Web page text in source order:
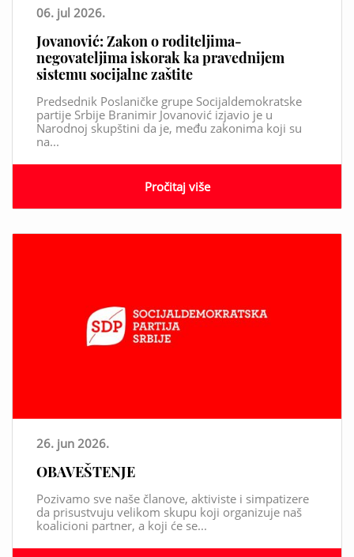
06. jul 2026.
Jovanović: Zakon o roditeljima-
negovateljima iskorak ka pravednijem
sistemu socijalne zaštite
Predsednik Poslaničke grupe Socijaldemokratske
partije Srbije Branimir Jovanović izjavio je u
Narodnoj skupštini da je, među zakonima koji su
na...
Pročitaj više
26. jun 2026.
OBAVEŠTENJE
Pozivamo sve naše članove, aktiviste i simpatizere
da prisustvuju velikom skupu koji organizuje naš
koalicioni partner, a koji će se...